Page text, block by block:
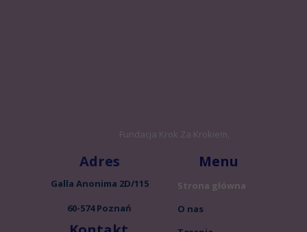
Fundacja Krok Za Krokiem,
Menu
Strona główna
O nas
Adres
Galla Anonima 2D/115
60-574 Poznań